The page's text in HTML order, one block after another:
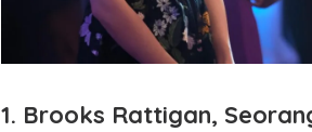
1. Brooks Rattigan,